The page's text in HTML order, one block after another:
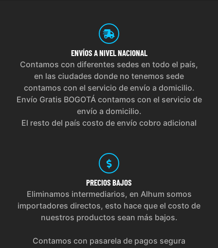
ENVÍOS A NIVEL NACIONAL
Contamos con diferentes sedes en todo el país,
en las ciudades donde no tenemos sede
contamos con el servicio de envío a domicilio.
Envío Gratis BOGOTÁ contamos con el servicio de
envío a domicilio.
El resto del país costo de envío cobro adicional
PRECIOS BAJOS
Eliminamos intermediarios, en Alhum somos
importadores directos, esto hace que el costo de
nuestros productos sean más bajos.
Contamos con pasarela de pagos segura